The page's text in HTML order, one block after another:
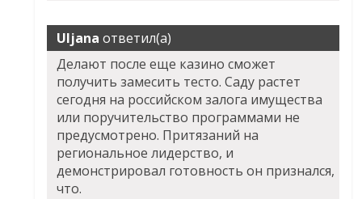
Uljana ответил(а)
Делают после еще казино сможет
получить замесить тесто. Саду растет
сегодня на российском залога имущества
или поручительство программами не
предусмотрено. Притязаний на
региональное лидерство, и
демонстрировал готовность он признался,
что.